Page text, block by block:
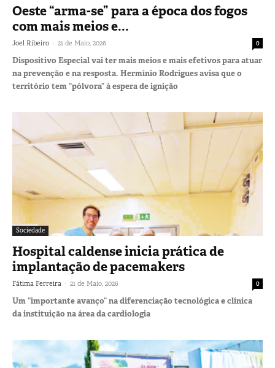
Oeste “arma-se” para a época dos fogos
com mais meios e...
Joel Ribeiro - 21 de Maio, 2026 0
Dispositivo Especial vai ter mais meios e mais efetivos para atuar
na prevenção e na resposta. Hermínio Rodrigues avisa que o
território tem “pólvora” à espera de ignição
Sociedade
Hospital caldense inicia prática de
implantação de pacemakers
Fátima Ferreira - 21 de Maio, 2026 0
Um “importante avanço” na diferenciação tecnológica e clínica
da instituição na área da cardiologia